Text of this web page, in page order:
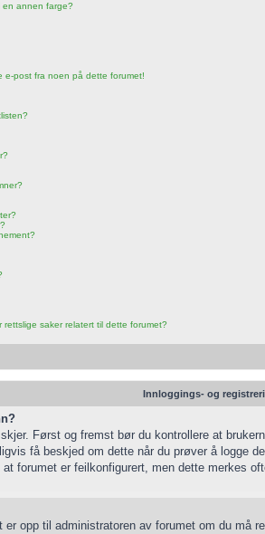
en annen farge?
e-post fra noen på dette forumet!
saker relatert til dette forumet?
Innloggings- og
Først og fremst bør du kontrollere at
få beskjed om dette når du prøver å logge
forumet er feilkonfigurert, men dette merkes
opp til administratoren av forumet om du må